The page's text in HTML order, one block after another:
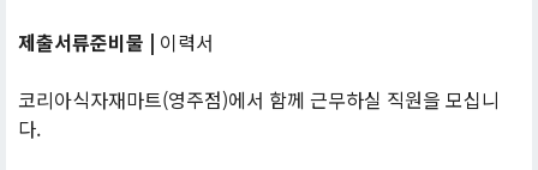
제출서류준비물 | 이력서
코리아식자재마트(영주점)에서 함께 근무하실 직원을 모십니
다.